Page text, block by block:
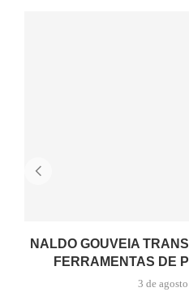
NALDO GOUVEIA
FERRAMENTAS DE
3 de